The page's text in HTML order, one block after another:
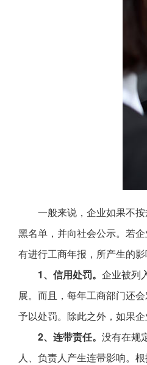
一般来说，企业如果不
黑名单，并向社会公示。若
有进行工商年报，所产生的影
1、信用处罚。 企业被列
展。而且，每年工商部门还
予以处罚。除此之外，如果
2、连带责任。 没有在规
人、负责人产生连带影响。